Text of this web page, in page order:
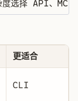
更适合
CLI